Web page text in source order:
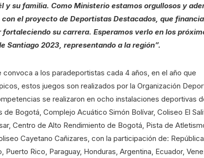
y su familia. Como Ministerio estamos orgullosos y
el proyecto de Deportistas Destacados, que
su carrera. Esperamos verlo en los
Santiago 2023, representando a la región”.
a los paradeportistas cada 4 años, en el año que
estos juegos son realizados por la Organización
se realizaron en ocho instalaciones deportivas
Bogotá, Complejo Acuático Simón Bolívar, Coliseo El
Centro de Alto Rendimiento de Bogotá, Pista de
Cayetano Cañizares, con la participación de: República
Puerto Rico, Paraguay, Honduras, Argentina, Ecuador,